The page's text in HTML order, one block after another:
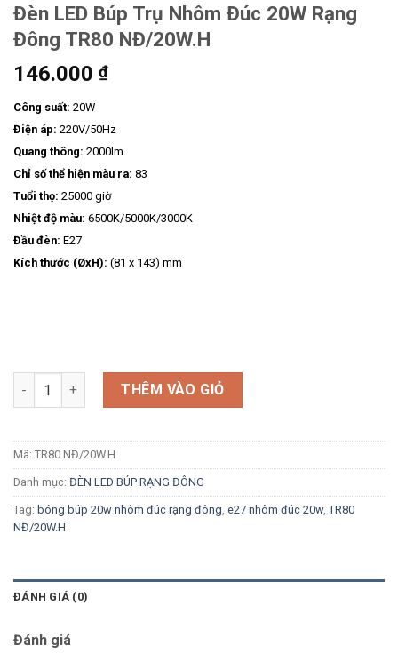
Đèn LED Búp Trụ Nhôm Đúc 20W Rạng
Đông TR80 NĐ/20W.H
146.000 ₫
Công suất: 20W
Điện áp: 220V/50Hz
Quang thông: 2000lm
Chỉ số thể hiện màu ra: 83
Tuổi thọ: 25000 giờ
Nhiệt độ màu: 6500K/5000K/3000K
Đầu đèn: E27
Kích thước (ØxH): (81 x 143) mm
Số lượng THÊM VÀO GIỎ
Mã: TR80 NĐ/20W.H
Danh mục: ĐÈN LED BÚP RẠNG ĐÔNG
Tag: bóng búp 20w nhôm đúc rạng đông, e27 nhôm đúc 20w, TR80
NĐ/20W.H
ĐÁNH GIÁ (0)
Đánh giá